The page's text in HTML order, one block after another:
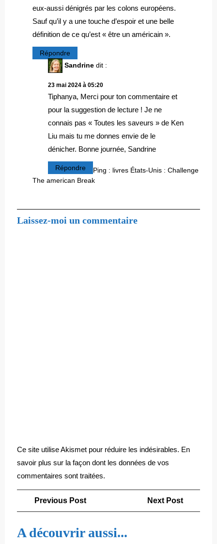
eux-aussi dénigrés par les colons européens.
Sauf qu’il y a une touche d’espoir et une belle
définition de ce qu’est « être un américain ».
Répondre
Sandrine dit :
23 mai 2024 à 05:20
Tiphanya, Merci pour ton commentaire et
pour la suggestion de lecture ! Je ne
connais pas « Toutes les saveurs » de Ken
Liu mais tu me donnes envie de le
dénicher. Bonne journée, Sandrine
Répondre Ping : livres États-Unis : Challenge
The american Break
Laissez-moi un commentaire
Ce site utilise Akismet pour réduire les indésirables. En
savoir plus sur la façon dont les données de vos
commentaires sont traitées.
Navigation
de
l’article
Previous PostPrevious
Next Post
A découvrir aussi...